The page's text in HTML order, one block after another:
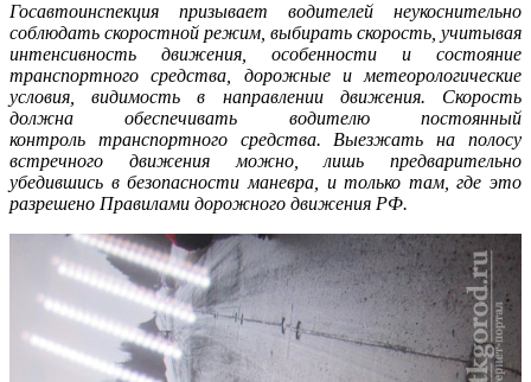
Госавтоинспекция призывает водителей неукоснительно
соблюдать скоростной режим, выбирать скорость, учитывая
интенсивность движения, особенности и состояние
транспортного средства, дорожные и метеорологические
условия, видимость в направлении движения. Скорость
должна обеспечивать водителю постоянный
контроль транспортного средства. Выезжать на полосу
встречного движения можно, лишь предварительно
убедившись в безопасности маневра, и только там, где это
разрешено Правилами дорожного движения РФ.